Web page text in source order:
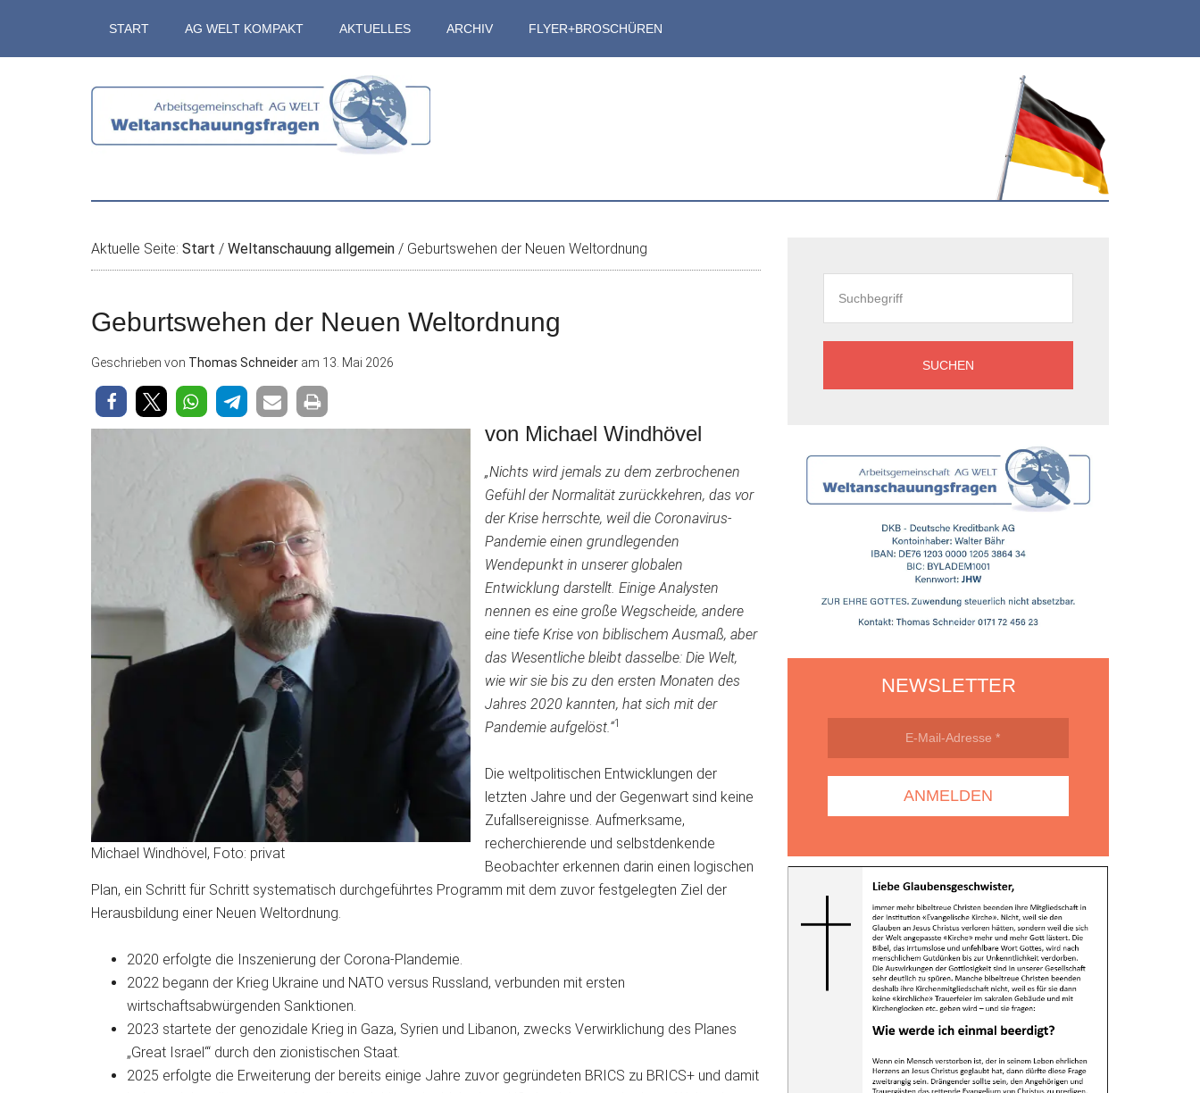
springen
secondary
springen
springen
START AG WELT KOMPAKT AKTUELLES ARCHIV FLYER+BROSCHÜREN
Aktuelle Seite: Start / Weltanschauung allgemein / Geburtswehen der Neuen Weltordnung
Geburtswehen der Neuen Weltordnung
Geschrieben von Thomas Schneider am 13. Mai 2026
Michael Windhövel, Foto: privat
von Michael Windhövel
„Nichts wird jemals zu dem zerbrochenen
Gefühl der Normalität zurückkehren, das vor
der Krise herrschte, weil die Coronavirus-
Pandemie einen grundlegenden
Wendepunkt in unserer globalen
Entwicklung darstellt. Einige Analysten
nennen es eine große Wegscheide, andere
eine tiefe Krise von biblischem Ausmaß, aber
das Wesentliche bleibt dasselbe: Die Welt,
wie wir sie bis zu den ersten Monaten des
Jahres 2020 kannten, hat sich mit der
Pandemie aufgelöst.“1
Die weltpolitischen Entwicklungen der
letzten Jahre und der Gegenwart sind keine
Zufallsereignisse. Aufmerksame,
recherchierende und selbstdenkende
Beobachter erkennen darin einen logischen
Plan, ein Schritt für Schritt systematisch durchgeführtes Programm mit dem zuvor festgelegten Ziel der
Herausbildung einer Neuen Weltordnung.
2020 erfolgte die Inszenierung der Corona-Plandemie.
2022 begann der Krieg Ukraine und NATO versus Russland, verbunden mit ersten
wirtschaftsabwürgenden Sanktionen.
2023 startete der genozidale Krieg in Gaza, Syrien und Libanon, zwecks Verwirklichung des Planes
„Great Israel‘“ durch den zionistischen Staat.
2025 erfolgte die Erweiterung der bereits einige Jahre zuvor gegründeten BRICS zu BRICS+ und damit
NEWSLETTER